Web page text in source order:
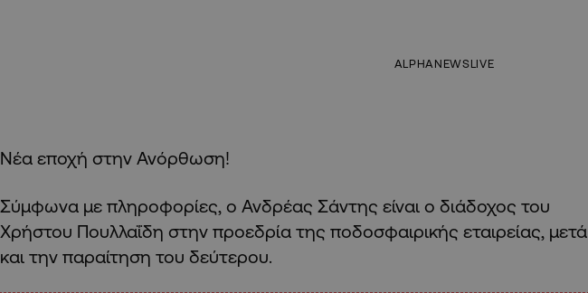
ALPHANEWSLIVE
Νέα εποχή στην Ανόρθωση!
Σύμφωνα με πληροφορίες, ο Ανδρέας Σάντης είναι ο διάδοχος του
Χρήστου Πουλλαΐδη στην προεδρία της ποδοσφαιρικής εταιρείας, μετά
και την παραίτηση του δεύτερου.